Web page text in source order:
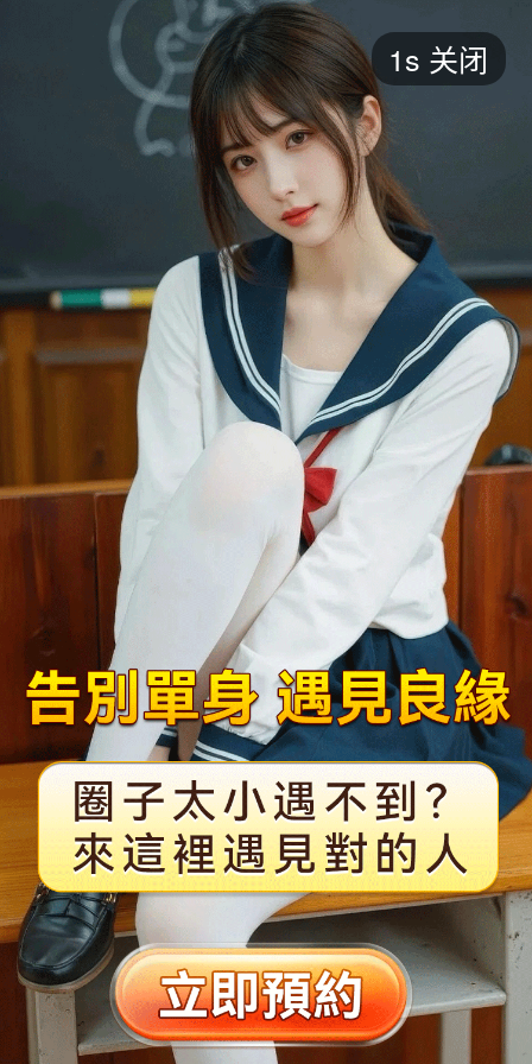
短剧
最热 添加 评分
都市 甜宠 逆袭 玄幻
2025 2024 2023 2022
全部 大陆 香港 台湾 美国 韩国 日本
1s 关闭